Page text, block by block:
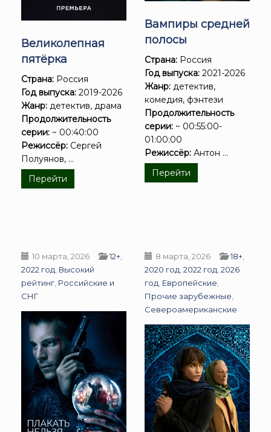
Великолепная
пятёрка
Страна: Россия
Год выпуска: 2019-2026
Жанр: детектив, драма
Продолжительность
серии: ~ 00:40:00
Режиссёр: Сергей
Полуянов, ...
Перейти
Вампиры средней
полосы
Страна: Россия
Год выпуска: 2021-2026
Жанр: детектив,
комедия, фэнтези
Продолжительность
серии: ~ 00:55:00-
01:00:00
Режиссёр: Антон ...
Перейти
10 марта, 2026 12+
2022 год Высокий
рейтинг Российские и
СНГ
8 марта, 2026 18+
2020 год 2022 год 2026
год Европейские
Прочие зарубежные
Североамериканские